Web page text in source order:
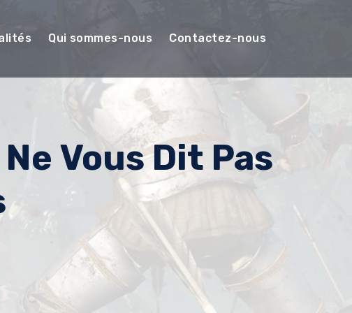
Qui sommes-nous Contactez-nous
Vous Dit Pas